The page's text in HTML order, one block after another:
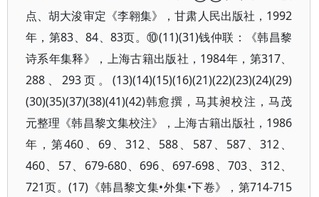
点、胡大浚审定《李翱集》，甘肃人民出版社，1992
年，第83、84、83页。⑩(11)(31)钱仲联：《韩昌黎
诗系年集释》，上海古籍出版社，1984年，第317、
288、293页。(13)(14)(15)(16)(21)(22)(23)(24)(29)
(30)(35)(37)(38)(41)(42)韩愈撰，马其昶校注，马茂
元整理《韩昌黎文集校注》，上海古籍出版社，1986
年，第460、69、312、588、587、587、312、
460、57、679-680、696、697-698、703、312、
721页。(17)《韩昌黎文集•外集•下卷》，第714-715